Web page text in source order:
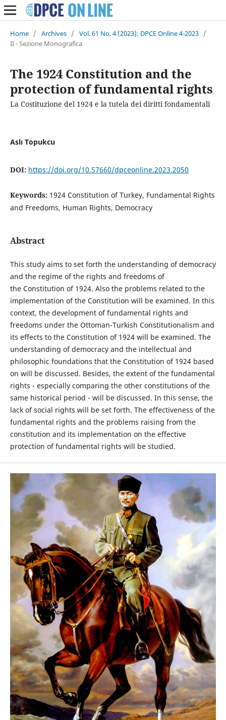
Home / Archives / Vol. 61 No. 4 (2023): DPCE Online 4-2023 /
II - Sezione Monografica
The 1924 Constitution and the
protection of fundamental rights
La Costituzione del 1924 e la tutela dei diritti fondamentali
Aslı Topukcu
DOI: https://doi.org/10.57660/dpceonline.2023.2050
Keywords: 1924 Constitution of Turkey, Fundamental Rights
and Freedoms, Human Rights, Democracy
Abstract
This study aims to set forth the understanding of democracy
and the regime of the rights and freedoms of
the Constitution of 1924. Also the problems related to the
implementation of the Constitution will be examined. In this
context, the development of fundamental rights and
freedoms under the Ottoman-Turkish Constitutionalism and
its effects to the Constitution of 1924 will be examined. The
understanding of democracy and the intellectual and
philosophic foundations that the Constitution of 1924 based
on will be discussed. Besides, the extent of the fundamental
rights - especially comparing the other constitutions of the
same historical period - will be discussed. In this sense, the
lack of social rights will be set forth. The effectiveness of the
fundamental rights and the problems raising from the
constitution and its implementation on the effective
protection of fundamental rights will be studied.